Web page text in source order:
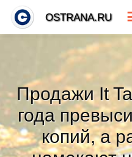
Продажи It
года
копий, а
OSTRANA.RU
Тренды новостей »
Рубрики»